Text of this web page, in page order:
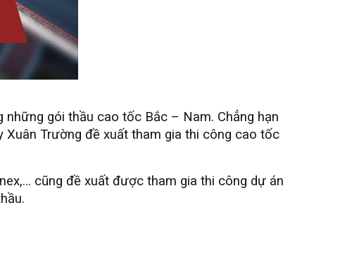
gói thầu cao tốc Bắc – Nam. Chẳng hạn
Xuân Trường đề xuất tham gia thi công cao tốc
cũng đề xuất được tham gia thi công dự án